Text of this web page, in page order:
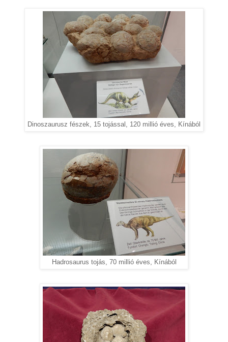
Dinoszaurusz fészek, 15 tojással, 120 millió éves, Kínából
Hadrosaurus tojás, 70 millió éves, Kínából